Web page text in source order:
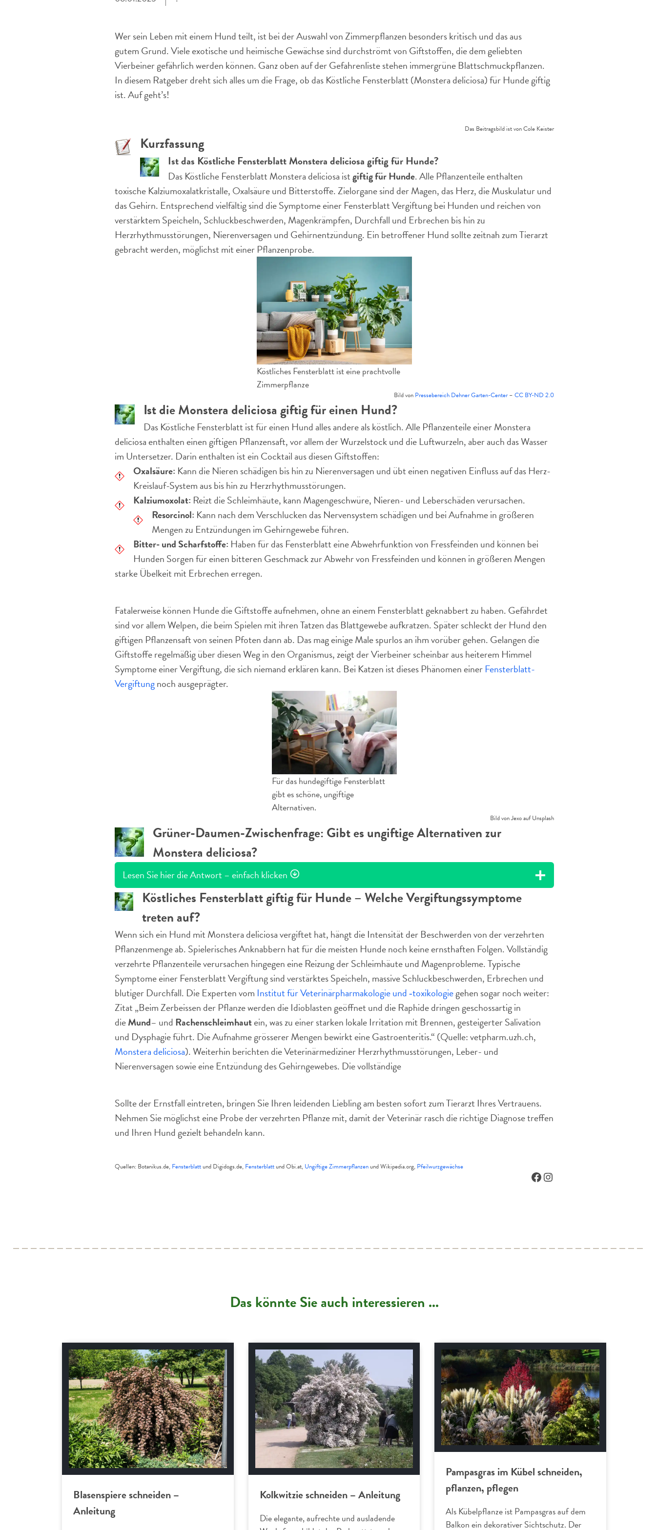
Wer sein Leben mit einem Hund teilt, ist bei der Auswahl von Zimmerpflanzen besonders kritisch und das aus
gutem Grund. Viele exotische und heimische Gewächse sind durchströmt von Giftstoffen, die dem geliebten
Vierbeiner gefährlich werden können. Ganz oben auf der Gefahrenliste stehen immergrüne Blattschmuckpflanzen.
In diesem Ratgeber dreht sich alles um die Frage, ob das Köstliche Fensterblatt (Monstera deliciosa) für Hunde giftig
ist. Auf geht’s!
Das Beitragsbild ist von Cole Keister
Kurzfassung
Ist das Köstliche Fensterblatt Monstera deliciosa giftig für Hunde?
Das Köstliche Fensterblatt Monstera deliciosa istgiftig für Hunde. Alle Pflanzenteile enthalten
toxische Kalziumoxalatkristalle, Oxalsäure und Bitterstoffe. Zielorgane sind der Magen, das Herz, die Muskulatur und
das Gehirn. Entsprechend vielfältig sind die Symptome einer Fensterblatt Vergiftung bei Hunden und reichen von
verstärktem Speicheln, Schluckbeschwerden, Magenkrämpfen, Durchfall und Erbrechen bis hin zu
Herzrhythmusstörungen, Nierenversagen und Gehirnentzündung. Ein betroffener Hund sollte zeitnah zum Tierarzt
gebracht werden, möglichst mit einer Pflanzenprobe.
Köstliches Fensterblatt ist eine prachtvolle
Zimmerpflanze
Bild von Pressebereich Dehner Garten-Center– CC BY-ND 2.0
Ist die Monstera deliciosa giftig für einen Hund?
Das Köstliche Fensterblatt ist für einen Hund alles andere als köstlich. Alle Pflanzenteile einer Monstera
deliciosa enthalten einen giftigen Pflanzensaft, vor allem der Wurzelstock und die Luftwurzeln, aber auch das Wasser
im Untersetzer. Darin enthalten ist ein Cocktail aus diesen Giftstoffen:
Oxalsäure: Kann die Nieren schädigen bis hin zu Nierenversagen und übt einen negativen Einfluss auf das Herz-
Kreislauf-System aus bis hin zu Herzrhythmusstörungen.
Kalziumoxolat: Reizt die Schleimhäute, kann Magengeschwüre, Nieren- und Leberschäden verursachen.
Resorcinol: Kann nach dem Verschlucken das Nervensystem schädigen und bei Aufnahme in größeren
Mengen zu Entzündungen im Gehirngewebe führen.
Bitter- und Scharfstoffe: Haben für das Fensterblatt eine Abwehrfunktion von Fressfeinden und können bei
Hunden Sorgen für einen bitteren Geschmack zur Abwehr von Fressfeinden und können in größeren Mengen
starke Übelkeit mit Erbrechen erregen.
Fatalerweise können Hunde die Giftstoffe aufnehmen, ohne an einem Fensterblatt geknabbert zu haben. Gefährdet
sind vor allem Welpen, die beim Spielen mit ihren Tatzen das Blattgewebe aufkratzen. Später schleckt der Hund den
giftigen Pflanzensaft von seinen Pfoten dann ab. Das mag einige Male spurlos an ihm vorüber gehen. Gelangen die
Giftstoffe regelmäßig über diesen Weg in den Organismus, zeigt der Vierbeiner scheinbar aus heiterem Himmel
Symptome einer Vergiftung, die sich niemand erklären kann. Bei Katzen ist dieses Phänomen einer Fensterblatt-
Vergiftungnoch ausgeprägter.
Für das hundegiftige Fensterblatt
gibt es schöne, ungiftige
Alternativen.
Bild von Jexo auf Unsplash
Grüner-Daumen-Zwischenfrage: Gibt es ungiftige Alternativen zur
Monstera deliciosa?
Lesen Sie hier die Antwort – einfach klicken
Köstliches Fensterblatt giftig für Hunde – Welche Vergiftungssymptome
treten auf?
Wenn sich ein Hund mit Monstera deliciosa vergiftet hat, hängt die Intensität der Beschwerden von der verzehrten
Pflanzenmenge ab. Spielerisches Anknabbern hat für die meisten Hunde noch keine ernsthaften Folgen. Vollständig
verzehrte Pflanzenteile verursachen hingegen eine Reizung der Schleimhäute und Magenprobleme. Typische
Symptome einer Fensterblatt Vergiftung sind verstärktes Speicheln, massive Schluckbeschwerden, Erbrechen und
blutiger Durchfall. Die Experten vom Institut für Veterinärpharmakologie und ‑toxikologiegehen sogar noch weiter:
Zitat „Beim Zerbeissen der Pflanze werden die Idioblasten geöffnet und die Raphide dringen geschossartig in
dieMund– und Rachenschleimhautein, was zu einer starken lokale Irritation mit Brennen, gesteigerter Salivation
und Dysphagie führt. Die Aufnahme grösserer Mengen bewirkt eine Gastroenteritis.“ (Quelle: vetpharm.uzh.ch,
Monstera deliciosa). Weiterhin berichten die Veterinärmediziner Herzrhythmusstörungen, Leber- und
Nierenversagen sowie eine Entzündung des Gehirngewebes. Die vollständige
Sollte der Ernstfall eintreten, bringen Sie Ihren leidenden Liebling am besten sofort zum Tierarzt Ihres Vertrauens.
Nehmen Sie möglichst eine Probe der verzehrten Pflanze mit, damit der Veterinär rasch die richtige Diagnose treffen
und Ihren Hund gezielt behandeln kann.
Quellen: Botanikus.de, Fensterblattund Digidogs.de, Fensterblattund Obi.at, Ungiftige Zimmerpflanzenund Wikipedia.org, Pfeilwurzgewächse
Facebook
Instagram
Das könnte Sie auch interessieren ...
Schnitt-Anleitungen
Blasenspiere schneiden –
Anleitung
Schnitt-Anleitungen
Kolkwitzie schneiden – Anleitung
Die elegante, aufrechte und ausladende
Schnitt-Anleitungen
Pampasgras im Kübel schneiden,
pflanzen, pflegen
Als Kübelpflanze ist Pampasgras auf dem
Balkon ein dekorativer Sichtschutz. Der